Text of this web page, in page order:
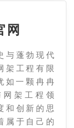
网
蓬勃现代
架工程有限
如一颗冉冉
架工程领
和创新的思
属于自己的